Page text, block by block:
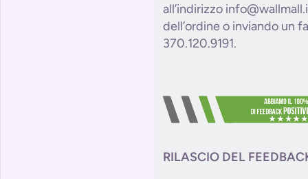
all’indirizzo
dell’ordine o inviando un
370.120.9191.
RILASCIO DEL